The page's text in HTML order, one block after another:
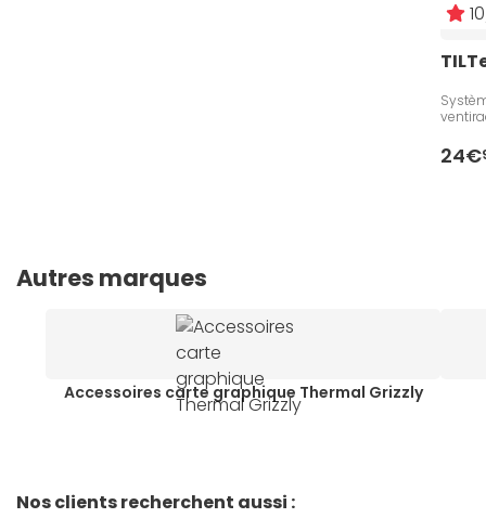
24€
Autres marques
Accessoires carte graphique Thermal Grizzly
Nos clients recherchent aussi :